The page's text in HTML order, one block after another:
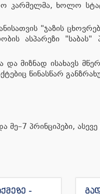
კარმელმა, ხოლო
"ჯაზის
ასპარეზი
და მიზნად ისახავს
წინასწარ
პრინციპები,
-